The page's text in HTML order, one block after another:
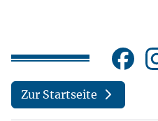
Zur Startseite